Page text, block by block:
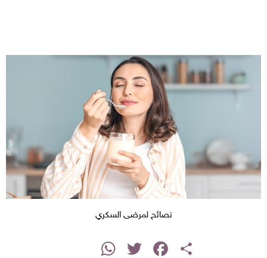
نصائح لمرضى السكري
Share
Facebook
Twitter
WhatsApp